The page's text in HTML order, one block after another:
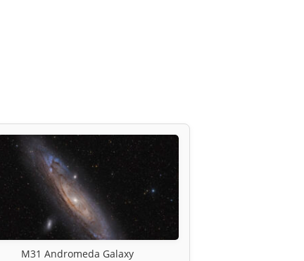
M31 Andromeda Galaxy